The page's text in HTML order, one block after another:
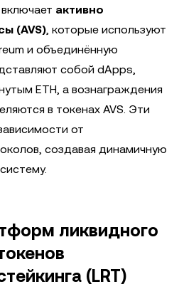
активно
(AVS), которые используют
и объединённую
собой dApps,
ETH, а вознаграждения
в токенах AVS. Эти
от
создавая динамичную
ликвидного
(LRT)